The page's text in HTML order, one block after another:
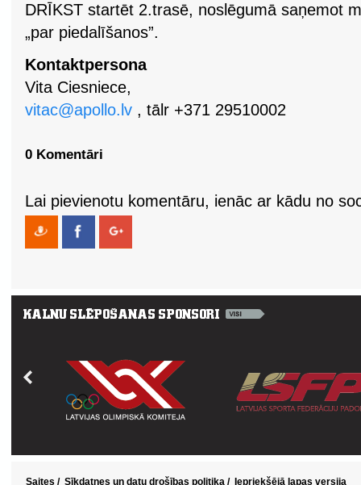
DRĪKST startēt 2.trasē, noslēgumā saņemot
„par piedalīšanos”.
Kontaktpersona
Vita Ciesniece,
vitac@apollo.lv , tālr +371 29510002
0 Komentāri
Lai pievienotu komentāru, ienāc ar kādu no
Saites / Sīkdatnes un datu drošības politika / Iepriekšējā lapas versija